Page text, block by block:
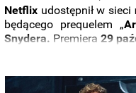
Netflix udostępnił w sieci
będącego prequelem „
Snydera. Premiera 29